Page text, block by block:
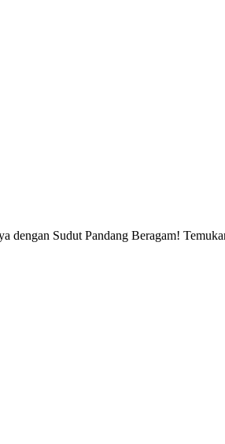
dengan Sudut Pandang Beragam!